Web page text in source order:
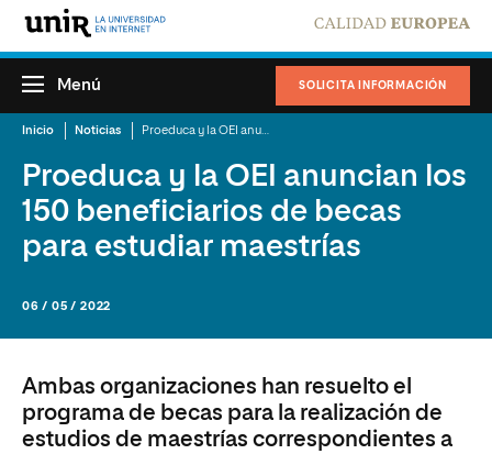
SOLICITA INFORMACIÓN
Menú
Inicio Noticias
Proeduca y la OEI anuncian los
150 beneficiarios de becas
para estudiar maestrías
06 / 05 / 2022
Ambas organizaciones han resuelto el
programa de becas para la realización de
estudios de maestrías correspondientes a